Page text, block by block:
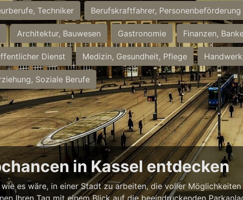
Techniker Berufskraftfahrer, Personenbeförderung
Architektur, Bauwesen Gastronomie Finanzen,
Dienst Medizin, Gesundheit, Pflege
Soziale Berufe
in Kassel entdecken
es wäre, in einer Stadt zu arbeiten, die voller